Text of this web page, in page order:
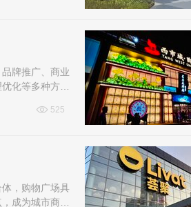
牌推广、商业
化等多种方
题。
525
，购物广场具
成为城市商业
创星地板 400-0519-398